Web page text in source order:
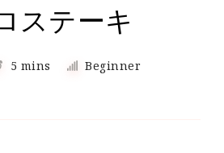
ステーキ
5 mins Beginner